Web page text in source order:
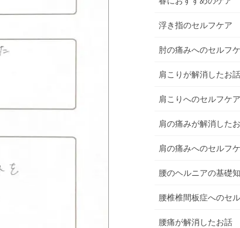
浮き指のセルフケア
肘の痛みへのセルフ
肩こりが解消したお話
肩こりへのセルフケア
肩の痛みが解消した
肩の痛みへのセルフ
腰のヘルニアの基礎
腰椎椎間板症へのセ
腰痛が解消したお話